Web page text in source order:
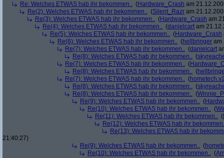
Re: Welches ETWAS hab ihr bekommen.. (Hardware_Crash am
Re(2): Welches ETWAS hab ihr bekommen.. (Silent_Razr am
Re(3): Welches ETWAS hab ihr bekommen.. (Hardware_Crash am
Re(4): Welches ETWAS hab ihr bekommen.. (danielcart am
Re(5): Welches ETWAS hab ihr bekommen.. (Hardware_Crash
Re(6): Welches ETWAS hab ihr bekommen.. (hellbringer am
Re(7): Welches ETWAS hab ihr bekommen.. (danielcart
Re(8): Welches ETWAS hab ihr bekommen.. (
Re(7): Welches ETWAS hab ihr bekommen.. (
Re(8): Welches ETWAS hab ihr bekommen.. (
Re(7): Welches ETWAS hab ihr bekommen.. (
Re(8): Welches ETWAS hab ihr bekommen.. (
Re(8): Welches ETWAS hab ihr bekommen.. (
Re(9): Welches ETWAS hab ihr bekommen.. (
Re(10): Welches ETWAS hab ihr bekommen.. (
Re(11): Welches ETWAS hab ihr bekommen.. (
Re(12): Welches ETWAS hab ihr
Re(13): Welches ETWAS hab ihr
21:40:27)
Re(9): Welches ETWAS hab ihr bekommen.. (
Re(10): Welches ETWAS hab ihr bekommen.. (